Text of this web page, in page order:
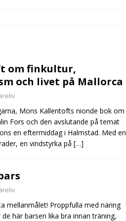
om finkultur,
och livet på Mallorca
Mons Kallentofts nionde bok om
Fors och den avslutande på temat
en eftermiddag i Halmstad. Med en
en vindstyrka på […]
mellanmålet! Proppfulla med näring
här barsen lika bra innan träning,